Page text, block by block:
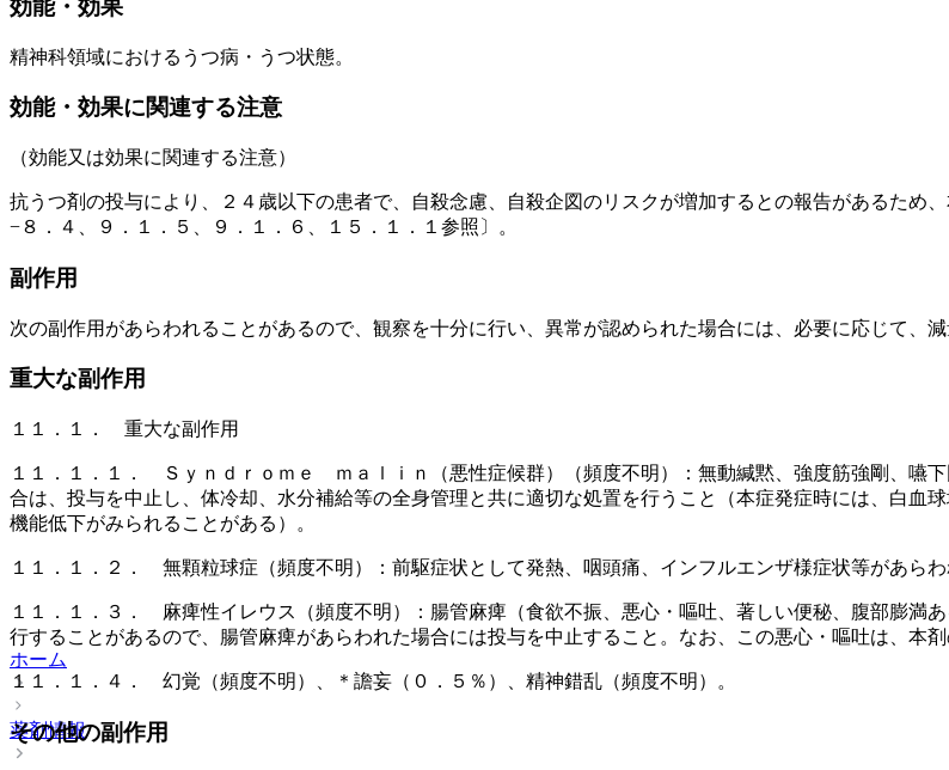
効能・効果
精神科領域におけるうつ病・うつ状態。
効能・効果に関連する注意
（効能又は効果に関連する注意）
抗うつ剤の投与により、２４歳以下の患者で、自殺念慮、自殺企図のリスクが増加するとの報告があるため
−８．４、９．１．５、９．１．６、１５．１．１参照〕。
副作用
次の副作用があらわれることがあるので、観察を十分に行い、異常が認められた場合には、必要に応じて、
重大な副作用
１１．１． 重大な副作用
１１．１．１． Ｓｙｎｄｒｏｍｅ ｍａｌｉｎ（悪性症候群）（頻度不明）：無動緘黙、強度筋強剛、嚥
合は、投与を中止し、体冷却、水分補給等の全身管理と共に適切な処置を行うこと（本症発症時には、白血
機能低下がみられることがある）。
１１．１．２． 無顆粒球症（頻度不明）：前駆症状として発熱、咽頭痛、インフルエンザ様症状等があらわ
１１．１．３． 麻痺性イレウス（頻度不明）：腸管麻痺（食欲不振、悪心・嘔吐、著しい便秘、腹部膨満
行することがあるので、腸管麻痺があらわれた場合には投与を中止すること。なお、この悪心・嘔吐は、本
１１．１．４． 幻覚（頻度不明）、＊譫妄（０．５％）、精神錯乱（頻度不明）。
その他の副作用
ホーム
薬剤情報